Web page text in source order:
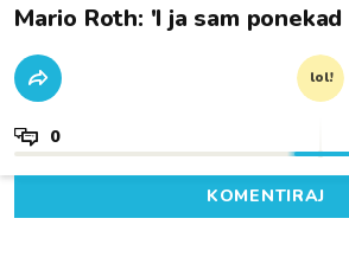
Mario Roth: 'I ja sam
lol!
0
KOMENTIRAJ